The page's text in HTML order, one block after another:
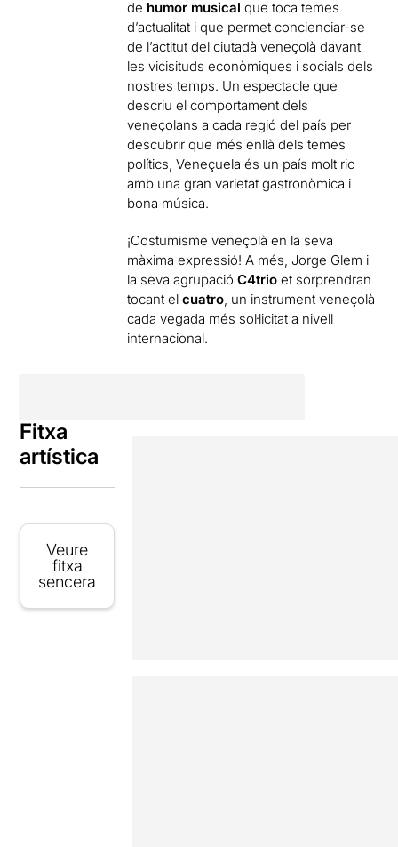
de humor musicalque toca temes
d’actualitat i que permet concienciar-se
de l’actitut del ciutadà veneçolà davant
les vicisituds econòmiques i socials dels
nostres temps. Un espectacle que
descriu el comportament dels
veneçolans a cada regió del país per
descubrir que més enllà dels temes
polítics,Veneçuela és un país molt ric
amb una gran varietat gastronòmica i
bona música.
¡Costumisme veneçolà en la seva
màxima expressió! A més, Jorge Glem i
la seva agrupacióC4trioet sorprendran
tocant elcuatro, un instrument veneçolà
cada vegada més sol·licitat a nivell
internacional.
Fitxa
artística
Veure
fitxa
sencera